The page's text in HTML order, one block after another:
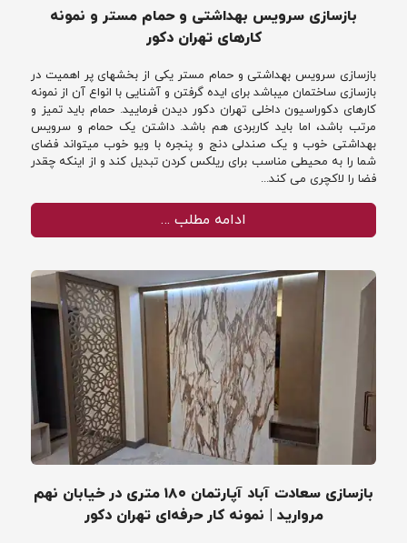
بازسازی سرویس بهداشتی و حمام مستر و نمونه
کارهای تهران دکور
بازسازی سرویس بهداشتی و حمام مستر یکی از بخشهای پر اهمیت در
بازسازی ساختمان میباشد برای ایده گرفتن و آشنایی با انواع آن از نمونه
کارهای دکوراسیون داخلی تهران دکور دیدن فرمایید. حمام باید تمیز و
مرتب باشد، اما باید کاربردی هم باشد. داشتن یک حمام و سرویس
بهداشتی خوب و یک صندلی دنج و پنجره با ویو خوب میتواند فضای
شما را به محیطی مناسب برای ریلکس کردن تبدیل کند و از اینکه چقدر
فضا را لاکچری می کند...
ادامه مطلب …
بازسازی سعادت آباد آپارتمان ۱۸۰ متری در خیابان نهم
مروارید | نمونه کار حرفه‌ای تهران دکور